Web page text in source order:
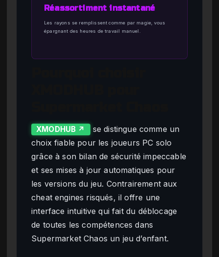
Réassortiment instantané
Les rayons se remplissent comme par magie, vous
épargnant des heures de travail manuel.
XMODHUB ↗
se distingue comme un
choix fiable pour les joueurs PC solo
grâce à son bilan de sécurité impeccable
et ses mises à jour automatiques pour
les versions du jeu. Contrairement aux
cheat engines risqués, il offre une
interface intuitive qui fait du déblocage
de toutes les compétences dans
Supermarket Chaos un jeu d’enfant.